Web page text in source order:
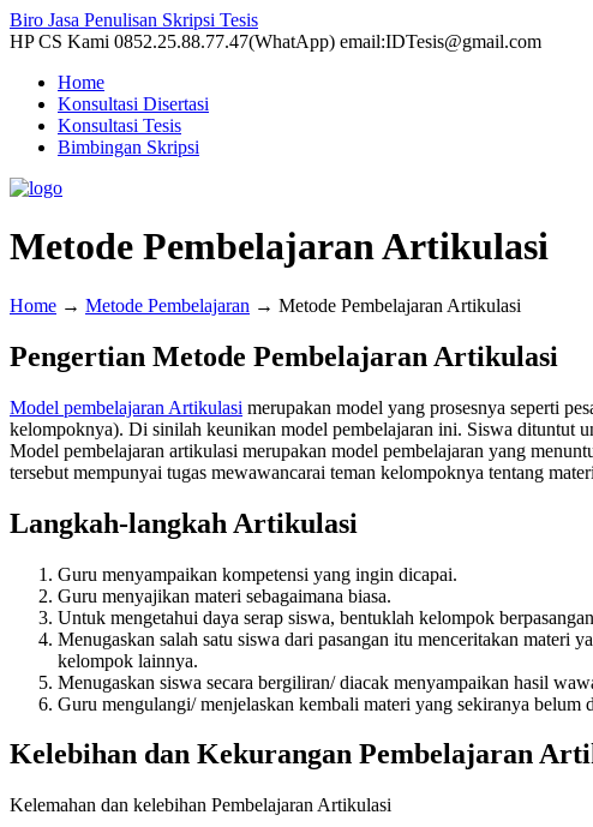
Biro Jasa Penulisan Skripsi Tesis
HP CS Kami 0852.25.88.77.47(WhatApp) email:IDTesis@gmail.com
Home
Konsultasi Disertasi
Konsultasi Tesis
Bimbingan Skripsi
Metode Pembelajaran Artikulasi
Home → Metode Pembelajaran → Metode Pembelajaran Artikulasi
Pengertian Metode Pembelajaran Artikulasi
Model pembelajaran Artikulasi merupakan model yang prosesnya seperti
kelompoknya). Di sinilah keunikan model pembelajaran ini. Siswa dituntut
Model pembelajaran artikulasi merupakan model pembelajaran yang
tersebut mempunyai tugas mewawancarai teman kelompoknya tentang
Langkah-langkah Artikulasi
Guru menyampaikan kompetensi yang ingin dicapai.
Guru menyajikan materi sebagaimana biasa.
Untuk mengetahui daya serap siswa, bentuklah kelompok
Menugaskan salah satu siswa dari pasangan itu menceritakan materi
kelompok lainnya.
Menugaskan siswa secara bergiliran/ diacak menyampaikan hasil
Guru mengulangi/ menjelaskan kembali materi yang sekiranya belum
Kelebihan dan Kekurangan Pembelajaran
Kelemahan dan kelebihan Pembelajaran Artikulasi